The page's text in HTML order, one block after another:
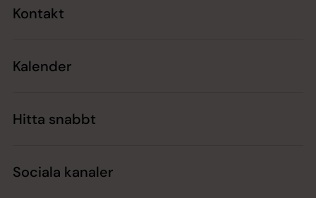
Kontakt
Kalender
Hitta snabbt
Sociala kanaler